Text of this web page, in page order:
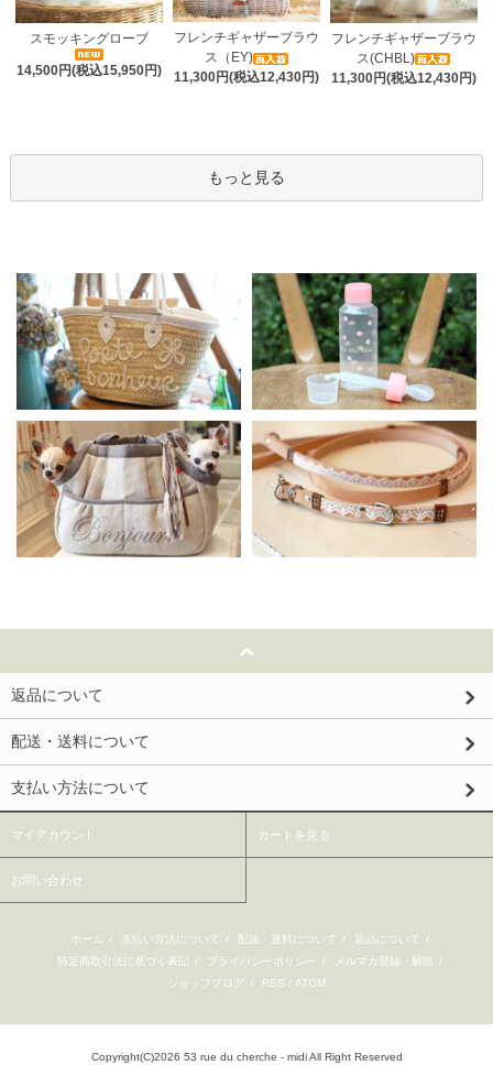
スモッキングローブ
14,500円(税込15,950円)
フレンチギャザーブラウ
ス（EY)
11,300円(税込12,430円)
フレンチギャザーブラウ
ス(CHBL)
11,300円(税込12,430円)
もっと見る
返品について
配送・送料について
支払い方法について
マイアカウント カートを見る
お問い合わせ
ホーム / 支払い方法について / 配送・送料について / 返品について /
特定商取引法に基づく表記 / プライバシーポリシー / メルマガ登録・解除 /
ショップブログ / RSS / ATOM
Copyright(C)2026 53 rue du cherche - midi All Right Reserved